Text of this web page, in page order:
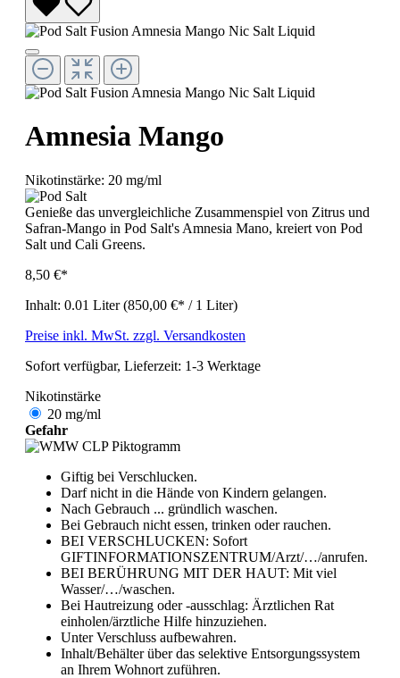
Amnesia Mango
Nikotinstärke: 20 mg/ml
Genieße das unvergleichliche Zusammenspiel von Zitrus und
Safran-Mango in Pod Salt's Amnesia Mano, kreiert von Pod
Salt und Cali Greens.
8,50 €*
Inhalt: 0.01 Liter(850,00 €* / 1 Liter)
Preise inkl. MwSt. zzgl. Versandkosten
Sofort verfügbar, Lieferzeit: 1-3 Werktage
Nikotinstärke
20 mg/ml
Gefahr
Giftig bei Verschlucken.
Darf nicht in die Hände von Kindern gelangen.
Nach Gebrauch ... gründlich waschen.
Bei Gebrauch nicht essen, trinken oder rauchen.
BEI VERSCHLUCKEN: Sofort
GIFTINFORMATIONSZENTRUM/Arzt/…/anrufen.
BEI BERÜHRUNG MIT DER HAUT: Mit viel
Wasser/…/waschen.
Bei Hautreizung oder -ausschlag: Ärztlichen Rat
einholen/ärztliche Hilfe hinzuziehen.
Unter Verschluss aufbewahren.
Inhalt/Behälter über das selektive Entsorgungssystem
an Ihrem Wohnort zuführen.